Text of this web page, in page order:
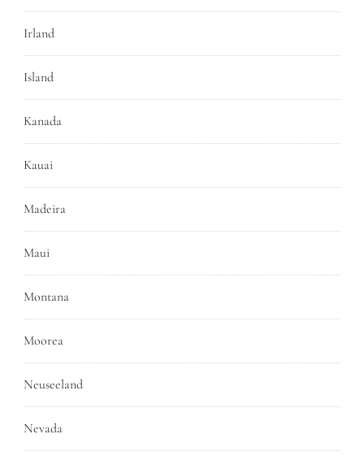
Irland
Island
Kanada
Kauai
Madeira
Maui
Montana
Moorea
Neuseeland
Nevada